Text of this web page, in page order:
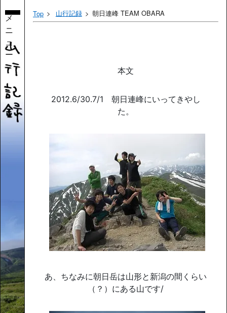
メ
ニ
ュ
ー
Top 山行記録 朝日連峰 TEAM OBARA
本文
2012.6/30.7/1 朝日連峰にいってきやし
た。
あ、ちなみに朝日岳は山形と新潟の間くらい
（？）にある山です/